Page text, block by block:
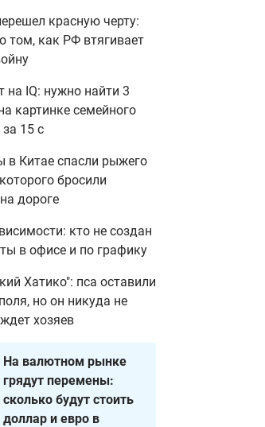
красную черту:
том, как РФ втягивает
на IQ: нужно найти 3
картинке семейного
за 15 с
в Китае спасли рыжего
бросили
дороге
кто не создан
в офисе и по графику
Хатико": пса оставили
но он никуда не
хозяев
На валютном рынке
грядут перемены:
сколько будут стоить
доллар и евро в